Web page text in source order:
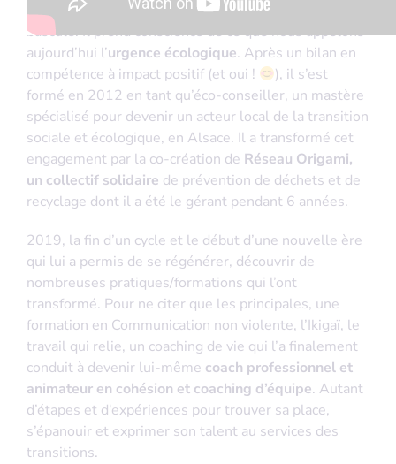
2006, l’année où sa représentation du monde a
basculé. Il prend conscience de ce que nous appelons
aujourd’hui l’urgence écologique. Après un bilan en
compétence à impact positif (et oui !
), il s’est
formé en 2012 en tant qu’éco-conseiller, un mastère
spécialisé pour devenir un acteur local de la transition
sociale et écologique, en Alsace. Il a transformé cet
engagement par la co-création de Réseau Origami,
un collectif solidaire de prévention de déchets et de
recyclage dont il a été le gérant pendant 6 années.
2019, la fin d’un cycle et le début d’une nouvelle ère
qui lui a permis de se régénérer, découvrir de
nombreuses pratiques/formations qui l’ont
transformé. Pour ne citer que les principales, une
formation en Communication non violente, l’Ikigaï, le
travail qui relie, un coaching de vie qui l’a finalement
conduit à devenir lui-même coach professionnel et
animateur en cohésion et coaching d’équipe. Autant
d’étapes et d‘expériences pour trouver sa place,
s’épanouir et exprimer son talent au services des
transitions.